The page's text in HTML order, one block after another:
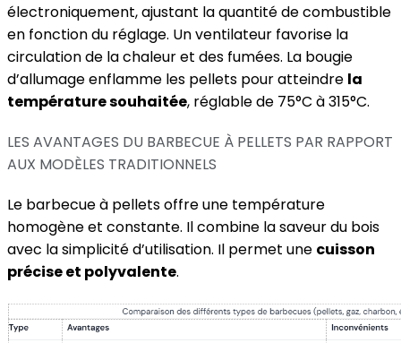
électroniquement, ajustant la quantité de combustible
en fonction du réglage. Un ventilateur favorise la
circulation de la chaleur et des fumées. La bougie
d’allumage enflamme les pellets pour atteindre la
température souhaitée, réglable de 75°C à 315°C.
LES AVANTAGES DU BARBECUE À PELLETS PAR RAPPORT
AUX MODÈLES TRADITIONNELS
Le barbecue à pellets offre une température
homogène et constante. Il combine la saveur du bois
avec la simplicité d’utilisation. Il permet une cuisson
précise et polyvalente.